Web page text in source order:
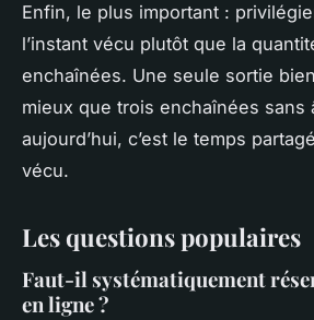
Enfin, le plus important :
l’instant vécu plutôt que la
enchaînées. Une seule sortie
mieux que trois enchaînées sans
aujourd’hui, c’est le temps
vécu.
Les questions populaires
Faut-il systématiquement
en ligne ?